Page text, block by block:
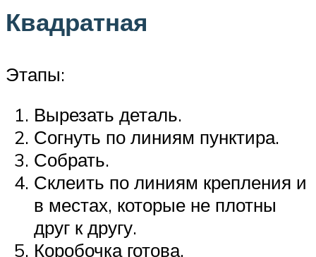
Квадратная
Этапы:
Вырезать деталь.
Согнуть по линиям пунктира.
Собрать.
Склеить по линиям крепления и
в местах, которые не плотны
друг к другу.
Коробочка готова.